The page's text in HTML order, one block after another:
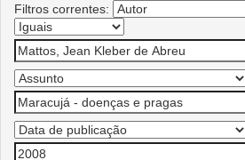
Filtros correntes: